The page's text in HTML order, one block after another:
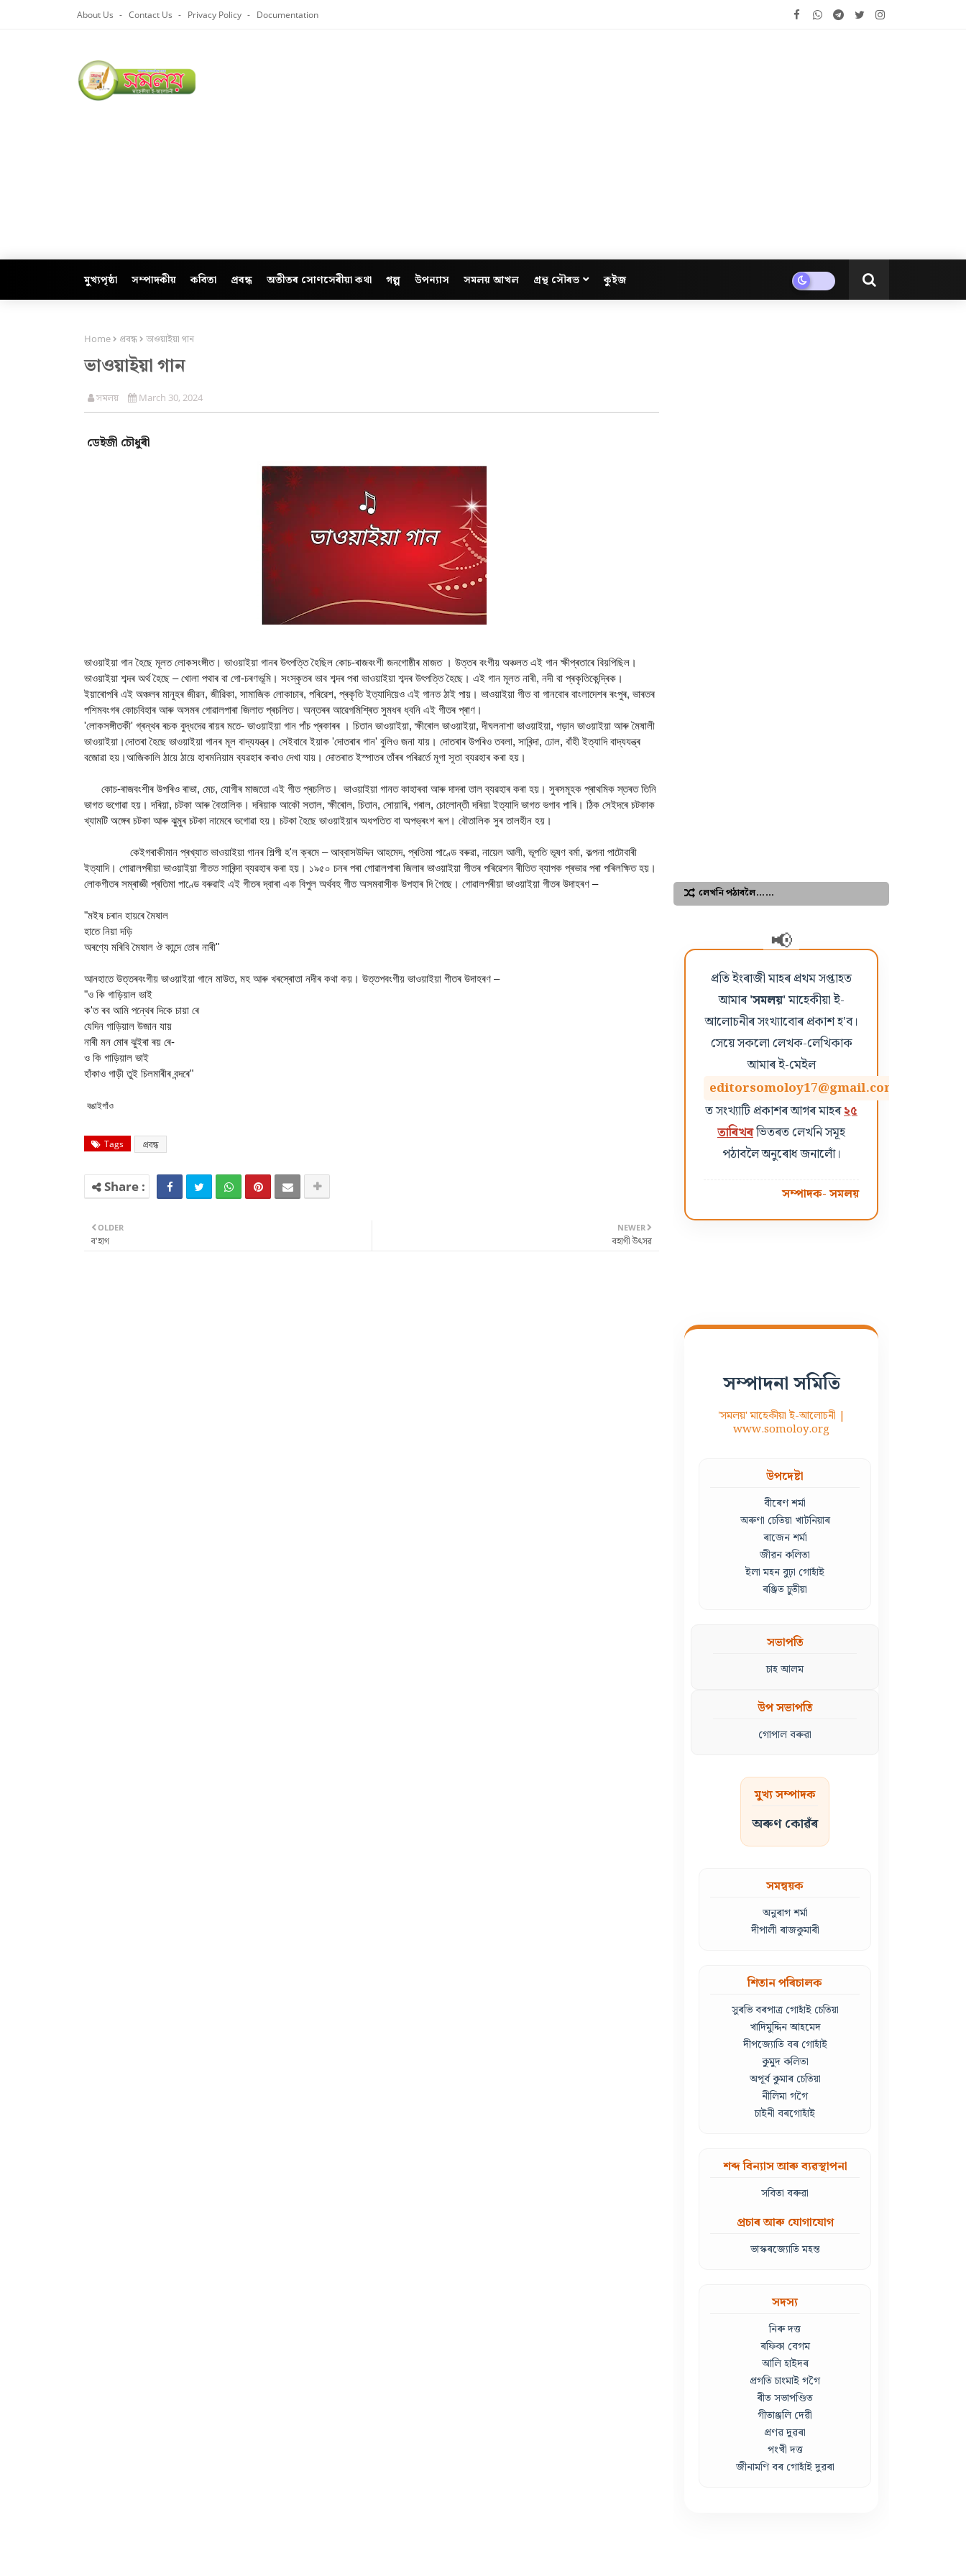
About Us Contact Us Privacy Policy Documentation
মুখ্যপৃষ্ঠা সম্পাদকীয় কবিতা প্ৰবন্ধ অতীতৰ সোণসেৰীয়া কথা গল্প উপন্যাস সমলয় আখল গ্ৰন্থ সৌৰভ কুইজ
Home প্ৰবন্ধ ভাওয়াইয়া গান
ভাওয়াইয়া গান
সমলয় March 30, 2024
ডেইজী চৌধুৰী
ভাওয়াইয়া গান হৈছে মূলত লোকসংঙ্গীত। ভাওয়াইয়া গানৰ উৎপত্তি হৈছিল কোচ-ৰাজবংশী জনগোষ্ঠীৰ মাজত । উত্তৰ বংগীয় অঞ্চলত এই গান ক্ষীপ্ৰতাৰে বিয়পিছিল।
ভাওয়াইয়া শব্দৰ অৰ্থ হৈছে – খোলা পথাৰ বা গো-চৰণভূমি। সংস্কৃতৰ ভাব শব্দৰ পৰা ভাওয়াইয়া শব্দৰ উৎপত্তি হৈছে। এই গান মূলত নাৰী, নদী বা প্ৰকৃতিকেন্দ্ৰিক।
ইয়াৰোপৰি এই অঞ্চলৰ মানুহৰ জীৱন, জীৱিকা, সামাজিক লোকাচাৰ, পৰিৱেশ, প্ৰকৃতি ইত্যাদিয়েও এই গানত ঠাই পায়। ভাওয়াইয়া গীত বা গানবোৰ বাংলাদেশৰ ৰংপুৰ, ভাৰতৰ
পশিমবংগৰ কোচবিহাৰ আৰু অসমৰ গোৱালপাৰা জিলাত প্ৰচলিত। অন্তৰৰ আৱেগমিশ্ৰিত সুমধৰ ধ্বনি এই গীতৰ প্ৰাণ।
'লোকসঙ্গীতকী' গ্ৰন্থৰ ৰচক বুদ্ধদেৱ ৰায়ৰ মতে- ভাওয়াইয়া গান পাঁচ প্ৰকাৰৰ । চিতান ভাওয়াইয়া, ক্ষীৰোল ভাওয়াইয়া, দীঘলনাশা ভাওয়াইয়া, গড়ান ভাওয়াইয়া আৰু মৈষালী
ভাওয়াইয়া।দোতৰা হৈছে ভাওয়াইয়া গানৰ মূল বাদ্যযন্ত্ৰ। সেইবাবে ইয়াক 'দোতৰাৰ গান' বুলিও জনা যায়। দোতৰাৰ উপৰিও তবলা, সাৰিন্দা, ঢোল, বাঁহী ইত্যাদি বাদ্যযন্ত্ৰ
বজোৱা হয়।আজিকালি ঠায়ে ঠায়ে হাৰমনিয়াম ব্যৱহাৰ কৰাও দেখা যায়। দোতৰাত ইস্পাতৰ তাঁৰৰ পৰিৱৰ্তে মূগা সূতা ব্যৱহাৰ কৰা হয়।
কোচ-ৰাজবংশীৰ উপৰিও ৰাভা, মেচ, যোগীৰ মাজতো এই গীত প্ৰচলিত। ভাওয়াইয়া গানত কাহাৰবা আৰু দাদৰা তাল ব্যৱহাৰ কৰা হয়। সুৰসমূহক প্ৰাথমিক স্তৰত তিনি
ভাগত ভগোৱা হয়। দৰিয়া, চটকা আৰু বৈতালিক। দৰিয়াক আকৌ সতাল, ক্ষীৰোল, চিতান, সোয়াৰি, গৰাল, চোলোন্তী দৰিয়া ইত্যাদি ভাগত ভগাব পাৰি। ঠিক সেইদৰে চটকাক
খ্যামটি অঙ্গেৰ চটকা আৰু ঝুমুৰ চটকা নামেৰে ভগোৱা হয়। চটকা হৈছে ভাওয়াইয়াৰ অধপতিত বা অপভ্ৰংশ ৰূপ। বৌতালিক সুৰ তালহীন হয়।
কেইগৰাকীমান প্ৰখ্যাত ভাওয়াইয়া গানৰ শিল্পী হ'ল ক্ৰমে – আব্বাসউদ্দিন আহমেদ, প্ৰতিমা পাণ্ডে বৰুৱা, নায়েল আলী, ভূপতি ভূষণ বৰ্মা, কল্পনা পাটোবাৰী
ইত্যাদি। গোৱালপৰীয়া ভাওয়াইয়া গীতত সাৰিন্দা ব্যৱহাৰ কৰা হয়। ১৯৫০ চনৰ পৰা গোৱালপাৰা জিলাৰ ভাওয়াইয়া গীতৰ পৰিৱেশন ৰীতিত ব্যাপক প্ৰভাৱ পৰা পৰিলক্ষিত হয়।
লোকগীতৰ সম্ৰাজ্ঞী প্ৰতিমা পাণ্ডে বৰুৱাই এই গীতৰ দ্বাৰা এক বিপুল অৰ্থবহ গীত অসমবাসীক উপহাৰ দি গৈছে। গোৱালপৰীয়া ভাওয়াইয়া গীতৰ উদাহৰণ –
"মইষ চৰান হায়ৰে মৈষাল
হাতে নিয়া দড়ি
অৰণ্যে মৰিবি মৈষাল ঔ কান্দে তোৰ নাৰী"
আনহাতে উত্তৰবংগীয় ভাওয়াইয়া গানে মাউত, মহ আৰু খৰস্ৰোতা নদীৰ কথা কয়। উত্তপবংগীয় ভাওয়াইয়া গীতৰ উদাহৰণ –
"ও কি গাড়িয়াল ভাই
ক'ত ৰব আমি পন্থেৰ দিকে চায়া ৰে
যেদিন গাড়িয়াল উজান যায়
নাৰী মন মোৰ ঝুইৰা ৰয় ৰে-
ও কি গাড়িয়াল ভাই
হাঁকাও গাড়ী তুই চিলমাৰীৰ বন্দৰে"
বঙাইগাঁও
Tags প্ৰবন্ধ
NEWER
বহাগী উৎসৱ
OLDER
ব'হাগ
লেখনি পঠাবলৈ……
প্ৰতি ইংৰাজী মাহৰ প্ৰথম সপ্তাহত
আমাৰ'সমলয়'মাহেকীয়া ই-
আলোচনীৰ সংখ্যাবোৰ প্ৰকাশ হ'ব।
সেয়ে সকলো লেখক-লেখিকাক
আমাৰ ই-মেইল
editorsomoloy17@gmail.com
ত সংখ্যাটি প্ৰকাশৰ আগৰ মাহৰ২৫
তাৰিখৰভিতৰত লেখনি সমূহ
পঠাবলৈ অনুৰোধ জনালোঁ।
সম্পাদক- সমলয়
সম্পাদনা সমিতি
'সমলয়' মাহেকীয়া ই-আলোচনী |
www.somoloy.org
উপদেষ্টা
বীৰেণ শৰ্মা
অৰুণা চেতিয়া খাটনিয়াৰ
ৰাজেন শৰ্মা
জীৱন কলিতা
ইলা মহন বুঢ়া গোহাঁই
ৰঞ্জিত চুতীয়া
সভাপতি
চাহ আলম
উপ সভাপতি
গোপাল বৰুৱা
মুখ্য সম্পাদক
অৰুণ কোৱঁৰ
সমন্বয়ক
অনুৰাগ শৰ্মা
দীপালী ৰাজকুমাৰী
শিতান পৰিচালক
সুৰভি বৰপাত্ৰ গোহাঁই চেতিয়া
খাদিমুদ্দিন আহমেদ
দীপজ্যোতি বৰ গোহাঁই
কুমুদ কলিতা
অপূৰ্ব কুমাৰ চেতিয়া
নীলিমা গগৈ
চাইনী বৰগোহাঁই
শব্দ বিন্যাস আৰু ব্যৱস্থাপনা
সবিতা বৰুৱা
প্ৰচাৰ আৰু যোগাযোগ
ভাস্কৰজ্যোতি মহন্ত
সদস্য
নিৰু দত্ত
ৰফিকা বেগম
আলি হাইদৰ
প্ৰগতি চাংমাই গগৈ
ৰীত সভাপণ্ডিত
গীতাঞ্জলি দেৱী
প্ৰণৱ দুৱৰা
পংখী দত্ত
জীনামণি বৰ গোহাঁই দুৱৰা